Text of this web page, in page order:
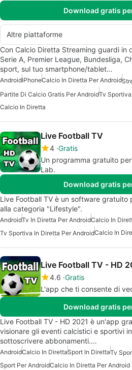
Download gratis
Altre piattaforme
Con Calcio Diretta Streaming guardi
Serie A, Premier League, Bundesliga,
sport, sul tuo smartphone/tablet…
AndroidiPhoneCalcio In Diretta Per Android
Partite Di Calcio Gratis Per AndroidTv
Calcio In Diretta
Live Football TV
4 Gratis
Un programma gratuito
Lab.
Download gratis
Live Football TV è un software
alla categoria "Lifestyle".
AndroidTv In Diretta Per AndroidCalcio In
Tv Sportiva In Diretta Per AndroidCalcio In
Live Football TV - HD
4.6 Gratis
L'app che ti consente di
Download gratis
Live Football TV - HD 2021 è un'app
visionare gli eventi calcistici e sportivi
sottoscrivere abbonamenti.…
AndroidCalcio In DirettaSport In DirettaTv
Sport Per AndroidCalcio In Diretta Per Android